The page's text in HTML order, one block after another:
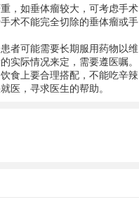
，如垂体瘤较大，可考虑手术
术不能完全切除的垂体瘤或手
者可能需要长期服用药物以维
实际情况来定，需要遵医嘱。
食上要合理搭配，不能吃辛辣
医，寻求医生的帮助。